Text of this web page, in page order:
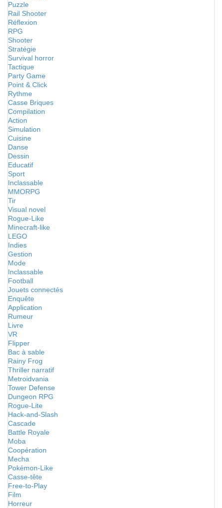
Puzzle
Rail Shooter
Réflexion
RPG
Shooter
Stratégie
Survival horror
Tactique
Party Game
Point & Click
Rythme
Casse Briques
Compilation
Action
Simulation
Cuisine
Danse
Dessin
Educatif
Sport
Inclassable
MMORPG
Tir
Visual novel
Rogue-Like
Minecraft-like
LEGO
Indies
Gestion
Mode
Inclassable
Football
Jouets connectés
Enquête
Application
Rumeur
Livre
VR
Flipper
Bac à sable
Rainy Frog
Thriller narratif
Metroidvania
Tower Defense
Dungeon RPG
Rogue-Lite
Hack-and-Slash
Cascade
Battle Royale
Moba
Coopération
Mecha
Pokémon-Like
Casse-tête
Free-to-Play
Film
Horreur